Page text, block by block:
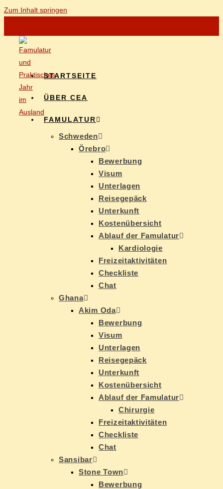
Zum Inhalt springen
START­SEI­TE
ÜBER CEA
FAMU­LA­TUR
Schwe­den
Öre­b­ro
Be­wer­bung
Vi­sum
Un­ter­la­gen
Rei­se­ge­päck
Un­ter­kunft
Kos­ten­über­sicht
Ab­lauf der Famulatur
Kar­dio­lo­gie
Frei­zeit­ak­ti­vi­tä­ten
Check­lis­te
Chat
Gha­na
Akim Oda
Be­wer­bung
Vi­sum
Un­ter­la­gen
Rei­se­ge­päck
Un­ter­kunft
Kos­ten­über­sicht
Ab­lauf der Famulatur
Chir­ur­gie
Frei­zeit­ak­ti­vi­tä­ten
Check­lis­te
Chat
San­si­bar
Stone Town
Be­wer­bung